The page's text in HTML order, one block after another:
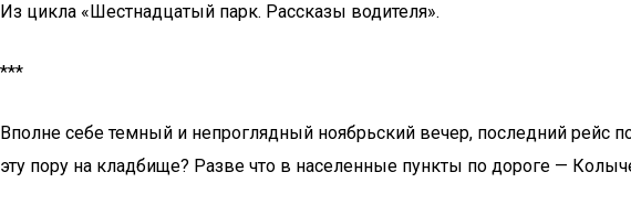
Из цикла «Шестнадцатый парк. Рассказы водителя».
***
Вполне себе темный и непроглядный ноябрьский вечер, последний
эту пору на кладбище? Разве что в населенные пункты по дороге —